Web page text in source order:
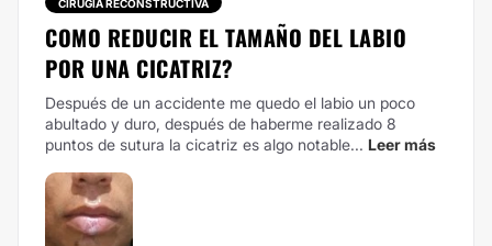
CIRUGÍA RECONSTRUCTIVA
COMO REDUCIR EL TAMAÑO DEL LABIO
POR UNA CICATRIZ?
Después de un accidente me quedo el labio un poco
abultado y duro, después de haberme realizado 8
puntos de sutura la cicatriz es algo notable... Leer más